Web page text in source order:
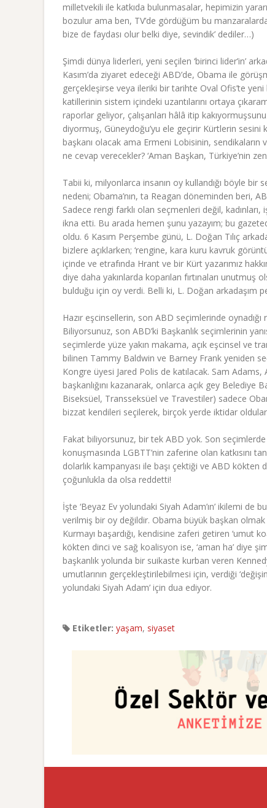
milletvekili ile katkıda bulunmasalar, hepimizin
bozulur ama ben, TV’de gördüğüm bu
bize de faydası olur belki diye, sevindik’ dediler…)
Şimdi dünya liderleri, yeni seçilen ‘birinci lider’in’
Kasım’da ziyaret edeceği ABD’de, Obama ile
gerçekleşirse veya ileriki bir tarihte Oval Ofis’te yeni
katillerinin sistem içindeki uzantılarını ortaya
raporlar geliyor, çalışanları hâlâ itip
diyormuş, Güneydoğu’yu ele geçirir Kürtlerin sesini
başkanı olacak ama Ermeni Lobisinin, sendikaların
ne cevap verecekler? ‘Aman Başkan, Türkiye’nin
Tabii ki, milyonlarca insanın oy kullandığı böyle
nedeni; Obama’nın, ta Reagan döneminden beri,
Sadece rengi farklı olan seçmenleri değil,
ikna etti. Bu arada hemen şunu yazayım; bu
oldu. 6 Kasım Perşembe günü, L. Doğan Tılıç
bizlere açıklarken; ‘rengine, kara kuru kavruk
içinde ve etrafında Hrant ve bir Kürt yazarımız
diye daha yakınlarda koparılan fırtınaları unutmuş
bulduğu için oy verdi. Belli ki, L. Doğan arkadaşım
Hazır eşcinsellerin, son ABD seçimlerinde
Biliyorsunuz, son ABD’ki Başkanlık seçimlerinin
seçimlerde yüze yakın makama, açık eşcinsel ve
bilinen Tammy Baldwin ve Barney Frank yeniden
Kongre üyesi Jared Polis de katılacak. Sam
başkanlığını kazanarak, onlarca açık gey Belediye
Biseksüel, Transseksüel ve Travestiler) sadece
bizzat kendileri seçilerek, birçok yerde iktidar
Fakat biliyorsunuz, bir tek ABD yok. Son
konuşmasında LGBTT’nin zaferine olan katkısını
dolarlık kampanyası ile başı çektiği ve ABD
çoğunlukla da olsa reddetti!
İşte ‘Beyaz Ev yolundaki Siyah Adam’ın’ ikilemi de
verilmiş bir oy değildir. Obama büyük başkan olmak
Kurmayı başardığı, kendisine zaferi getiren ‘umut
kökten dinci ve sağ koalisyon ise, ‘aman ha’ diye
başkanlık yolunda bir suikaste kurban veren
umutlarının gerçekleştirilebilmesi için, verdiği
yolundaki Siyah Adam’ için dua ediyor.
Etiketler: yaşam, siyaset